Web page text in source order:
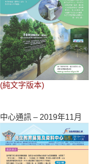
(純文字版本)
中心通訊 – 2019年11月